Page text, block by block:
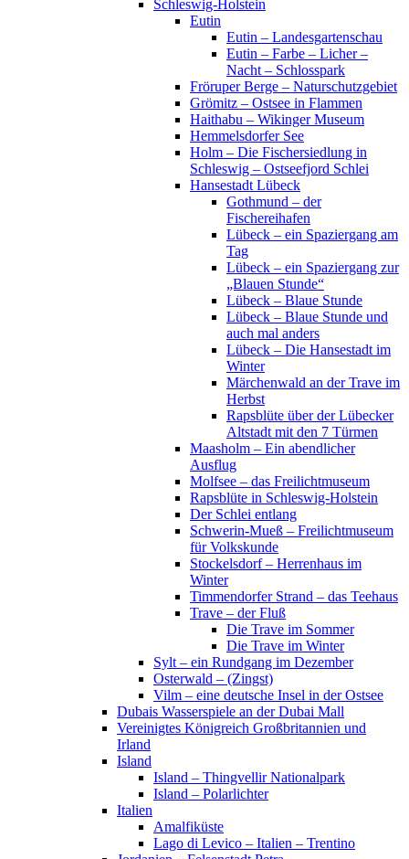
Schleswig-Holstein
Eutin
Eutin – Landesgartenschau
Eutin – Farbe – Licher –
Nacht – Schlosspark
Fröruper Berge – Naturschutzgebiet
Grömitz – Ostsee in Flammen
Haithabu – Wikinger Museum
Hemmelsdorfer See
Holm – Die Fischersiedlung in
Schleswig – Ostseefjord Schlei
Hansestadt Lübeck
Gothmund – der
Fischereihafen
Lübeck – ein Spaziergang am
Tag
Lübeck – ein Spaziergang zur
„Blauen Stunde“
Lübeck – Blaue Stunde
Lübeck – Blaue Stunde und
auch mal anders
Lübeck – Die Hansestadt im
Winter
Märchenwald an der Trave im
Herbst
Rapsblüte über der Lübecker
Altstadt mit den 7 Türmen
Maasholm – Ein abendlicher
Ausflug
Molfsee – das Freilichtmuseum
Rapsblüte in Schleswig-Holstein
Der Schlei entlang
Schwerin-Mueß – Freilichtmuseum
für Volkskunde
Stockelsdorf – Herrenhaus im
Winter
Timmendorfer Strand – das Teehaus
Trave – der Fluß
Die Trave im Sommer
Die Trave im Winter
Sylt – ein Rundgang im Dezember
Osterwald – (Zingst)
Vilm – eine deutsche Insel in der Ostsee
Dubais Wasserspiele an der Dubai Mall
Vereinigtes Königreich Großbritannien und
Irland
Island
Island – Thingvellir Nationalpark
Island – Polarlichter
Italien
Amalfiküste
Lago di Levico – Italien – Trentino